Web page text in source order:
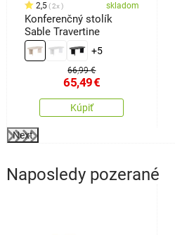
2,5 2x skladom
Konferenčný stolík
Sable Travertine
+5
66,99 €
65,49€
Kúpiť
Next
Naposledy pozerané